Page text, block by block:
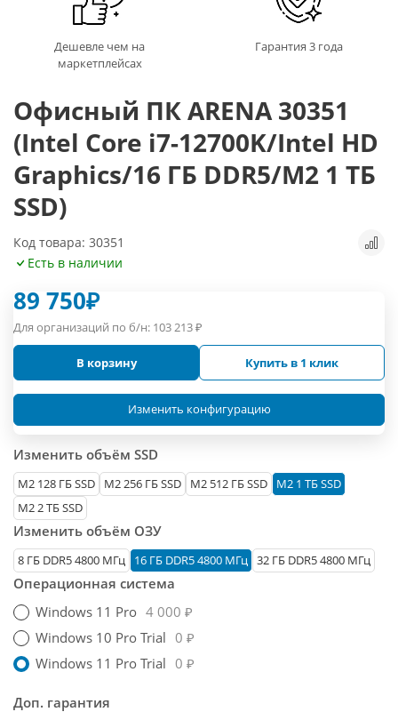
Дешевле чем на
маркетплейсах
Гарантия 3 года
Офисный ПК ARENA 30351
(Intel Core i7-12700K/Intel HD
Graphics/16 ГБ DDR5/M2 1 ТБ
SSD)
Код товара: 30351
Есть в наличии
89 750₽
Для организаций по б/н: 103 213₽
В корзину Купить в 1 клик
Изменить конфигурацию
Изменить объём SSD
М2 128 ГБ SSD M2 256 ГБ SSD M2 512 ГБ SSD
M2 1 ТБ SSD
M2 2 ТБ SSD
Изменить объём ОЗУ
8 ГБ DDR5 4800 МГц 16 ГБ DDR5 4800 МГц 32 ГБ DDR5 4800 МГц
Операционная система
Windows 11 Pro 4 000 ₽
Windows 10 Pro Trial 0 ₽
Windows 11 Pro Trial 0 ₽
Доп. гарантия